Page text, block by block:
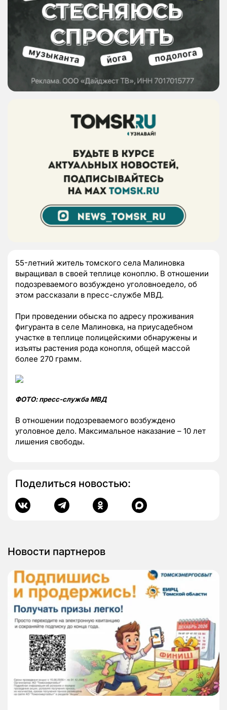
55-летний житель томского села Малиновка
выращивал в своей теплице коноплю. В отношении
подозреваемого возбуждено уголовноедело, об
этом рассказали в пресс-службе МВД.
При проведении обыска по адресу проживания
фигуранта в селе Малиновка, на приусадебном
участке в теплице полицейскими обнаружены и
изъяты растения рода конопля, общей массой
более 270 грамм.
ФОТО: пресс-служба МВД
В отношении подозреваемого возбуждено
уголовное дело. Максимальное наказание – 10 лет
лишения свободы.
Поделиться новостью:
Новости партнеров